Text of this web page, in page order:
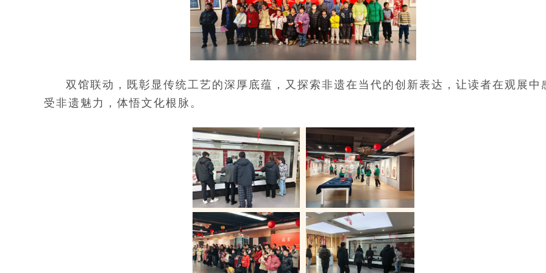
双馆联动，既彰显传统工艺的深厚底蕴，又探索非遗在当代的创新表达，让读者在观展中
受非遗魅力，体悟文化根脉。